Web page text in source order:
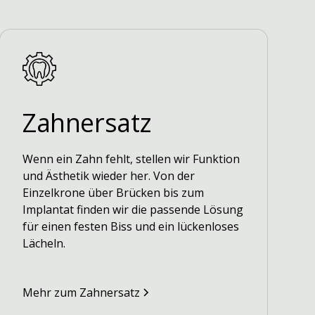
Zahnersatz
Wenn ein Zahn fehlt, stellen wir Funktion
und Ästhetik wieder her. Von der
Einzelkrone über Brücken bis zum
Implantat finden wir die passende Lösung
für einen festen Biss und ein lückenloses
Lächeln.
Mehr zum Zahnersatz